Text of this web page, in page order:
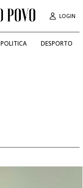
LOGIN
POLITICA DESPORTO